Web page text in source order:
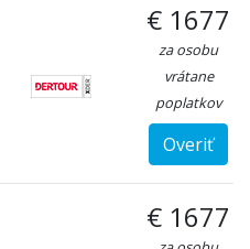
€ 1677
za osobu
vrátane
poplatkov
Overiť
€ 1677